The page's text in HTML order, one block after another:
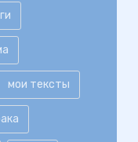
мои тексты